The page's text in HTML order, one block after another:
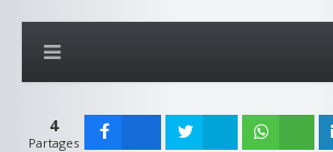
4
Partages